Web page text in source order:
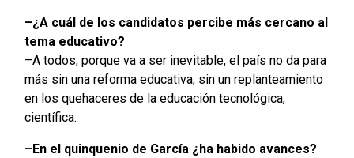
–¿A cuál de los candidatos percibe más cercano al
tema educativo?
–A todos, porque va a ser inevitable, el país no da para
más sin una reforma educativa, sin un replanteamiento
en los quehaceres de la educación tecnológica,
científica.
–En el quinquenio de García ¿ha habido avances?